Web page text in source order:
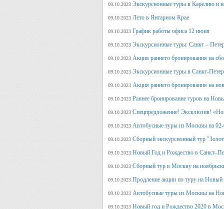
09.10.2023 Экскурсионные туры в Карелию и
09.10.2023 Лето в Янтарном Крае
09.10.2023 График работы офиса 12 июня
09.10.2023 Экскурсионные туры: Санкт –
09.10.2023 Акция раннего бронирования на
09.10.2023 Экскурсионные туры в Санкт-
09.10.2023 Акция раннего бронирования на
09.10.2023 Раннее бронирование туров на
09.10.2023 Спецпредложение! Эксклюзив!
09.10.2023 Автобусные туры из Москвы на
09.10.2023 Сборный экскурсионный тур
09.10.2023 Новый Год и Рождество в
09.10.2023 Сборный тур в Москву на
09.10.2023 Продление акции по туру на
09.10.2023 Автобусные туры из Москвы на
09.10.2023 Новый год и Рождество 2020 в